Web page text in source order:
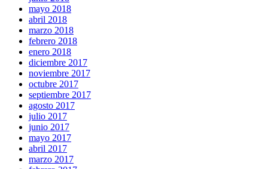
mayo 2018
abril 2018
marzo 2018
febrero 2018
enero 2018
diciembre 2017
noviembre 2017
octubre 2017
septiembre 2017
agosto 2017
julio 2017
junio 2017
mayo 2017
abril 2017
marzo 2017